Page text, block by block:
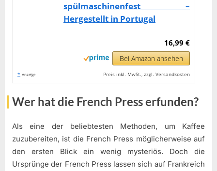
spülmaschinenfest –
Hergestellt in Portugal
16,99 €
Bei Amazon ansehen
* Anzeige Preis inkl. MwSt., zzgl. Versandkosten
Wer hat die French Press erfunden?
Als eine der beliebtesten Methoden, um Kaffee
zuzubereiten, ist die French Press möglicherweise auf
den ersten Blick ein wenig mysteriös. Doch die
Ursprünge der French Press lassen sich auf Frankreich